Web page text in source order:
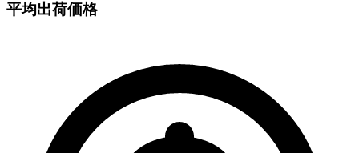
平均出荷価格